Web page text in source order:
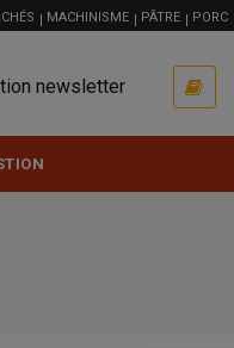
MACHINISME PÂTRE PORC
newsletter